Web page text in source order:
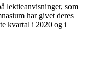
lektieanvisninger, som
har givet deres
kvartal i 2020 og i